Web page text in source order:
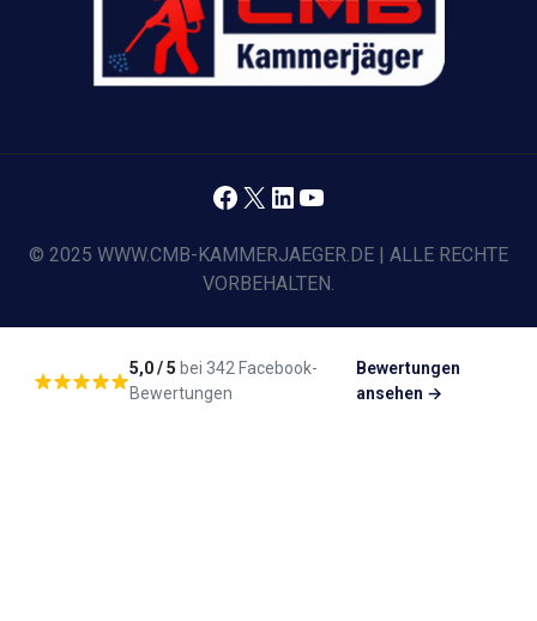
© 2025 WWW.CMB-KAMMERJAEGER.DE | ALLE RECHTE
VORBEHALTEN.
Facebook
X LinkedIn
YouTube
5,0 / 5 bei 342 Facebook-
Bewertungen
Bewertungen
ansehen →